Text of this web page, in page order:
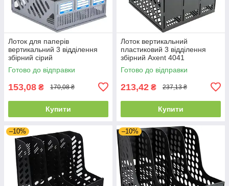
Лоток для паперів
вертикальний 3 відділення
збірний сірий
Готово до відправки
153,08 ₴ 170,08 ₴
Купити
Лоток вертикальний
пластиковий 3 відділення
збірний Axent 4041
Готово до відправки
213,42 ₴ 237,13 ₴
Купити
–10% –10%